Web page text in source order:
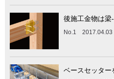
後施工金物は梁
No.1 2017.04.03
ベースセッター